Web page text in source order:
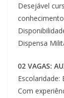
Desejável
Dispensa
02 VAGAS:
Escolaridade:
Com